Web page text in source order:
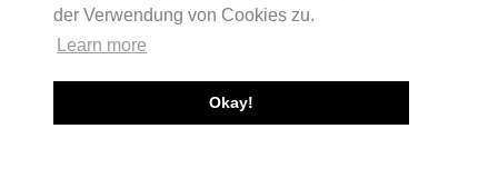
der Verwendung von Cookies zu.
Learn more
Okay!